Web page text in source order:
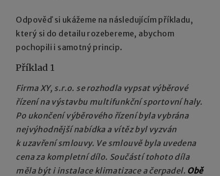
Odpověď si ukážeme na následujícím příkladu,
který si do detailu rozebereme, abychom
pochopili i samotný princip.
Příklad 1
Firma XY, s.r.o. se rozhodla vypsat výběrové
řízení na výstavbu multifunkční sportovní haly.
Po ukončení výběrového řízení byla vybrána
nejvýhodnější nabídka a vítěz byl vyzván
k uzavření smlouvy. Ve smlouvě byla uvedena
cena za kompletní dílo. Součástí tohoto díla
měla být i instalace klimatizace ačerpadel. Obě